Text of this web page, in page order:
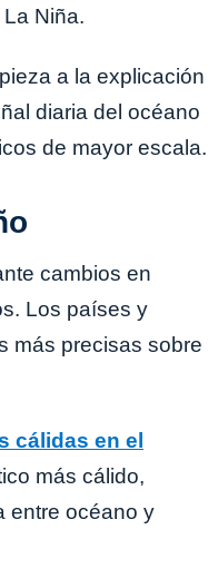
Niña.
a la explicación
diaria del océano
de mayor escala.
cambios en
Los países y
más precisas sobre
cálidas en el
más cálido,
entre océano y